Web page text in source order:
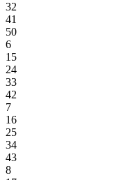
32
41
50
6
15
24
33
42
7
16
25
34
43
8